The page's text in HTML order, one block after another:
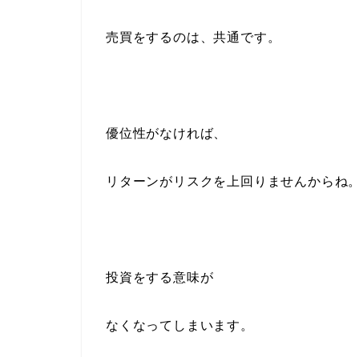
売買をするのは、共通です。
優位性がなければ、
リターンがリスクを上回りませんからね
投資をする意味が
なくなってしまいます。